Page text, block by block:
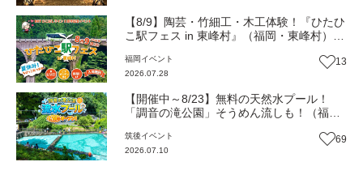
【8/9】陶芸・竹細工・木工体験！『ひたひ
こ駅フェス in 東峰村』（福岡・東峰村）
福岡 イベント
2026.07.28
13
【開催中～8/23】無料の天然水プール！
「調音の滝公園」そうめん流しも！（福
筑後イベント
2026.07.10
69